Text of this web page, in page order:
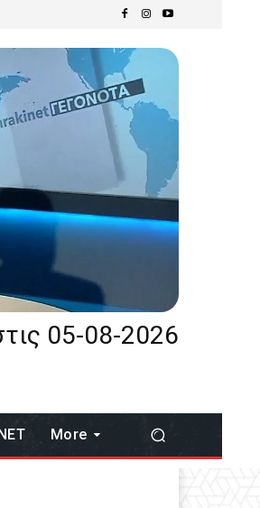
05-08-2026
More